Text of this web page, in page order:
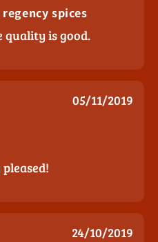
spices
quality is good.
05/11/2019
24/10/2019